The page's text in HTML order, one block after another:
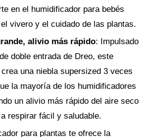
en el humidificador para bebés
vivero y el cuidado de las plantas.
alivio más rápido: Impulsado
doble entrada de Dreo, este
una niebla supersized 3 veces
la mayoría de los humidificadores
un alivio más rápido del aire seco
respirar fácil y saludable.
para plantas te ofrece la